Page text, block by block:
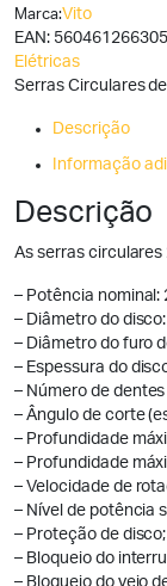
Marca:Vito
EAN:
Elétricas
Serras Circulares
Descrição
Informação
Descrição
As serras circulares
– Potência nominal:
– Diâmetro do
– Diâmetro do furo
– Espessura do
– Número de
– Ângulo de corte
– Profundidade
– Profundidade
– Velocidade de
– Nível de potência
– Proteção de disco;
– Bloqueio do
– Bloqueio do veio